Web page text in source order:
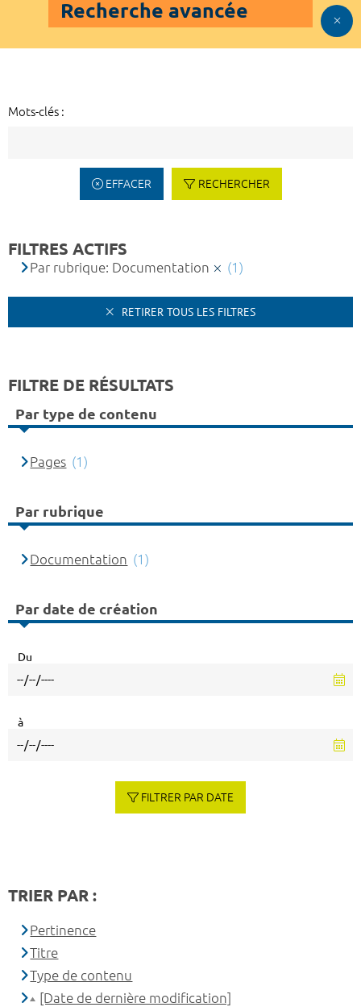
Recherche avancée
Mots-clés :
EFFACER RECHERCHER
FILTRES ACTIFS
Par rubrique: Documentation (1)
RETIRER TOUS LES FILTRES
FILTRE DE RÉSULTATS
Par type de contenu
Pages (1)
Par rubrique
Documentation (1)
Par date de création
Du
à
FILTRER PAR DATE
TRIER PAR :
Pertinence
Titre
Type de contenu
[Date de dernière modification]